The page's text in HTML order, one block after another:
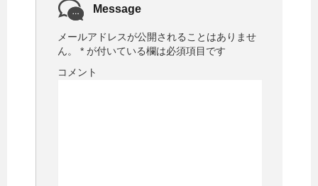
で
開
き
ま
す
)
Message
メールアドレスが公開されることはありませ
ん。
* が付いている欄は必須項目です
コメント